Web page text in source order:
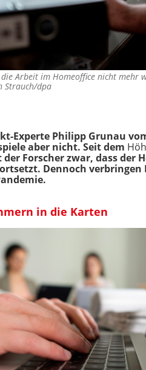
Arbeit im Homeoffice nicht mehr
Strauch/dpa
Experte Philipp Grunau
aber nicht. Seit dem
der Forscher zwar, dass der
Dennoch
in die Karten